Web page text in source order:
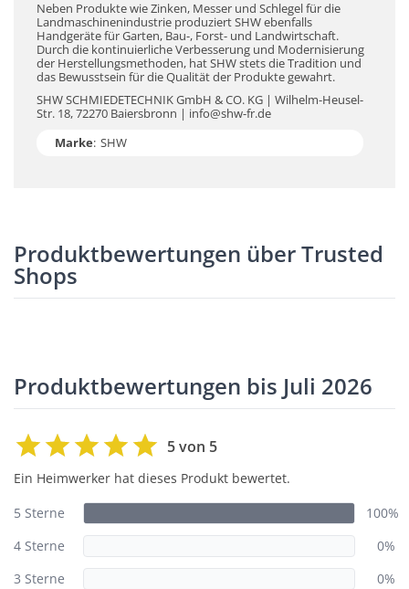
Neben Produkte wie Zinken, Messer und Schlegel für die
Landmaschinenindustrie produziert SHW ebenfalls
Handgeräte für Garten, Bau-, Forst- und Landwirtschaft.
Durch die kontinuierliche Verbesserung und Modernisierung
der Herstellungsmethoden, hat SHW stets die Tradition und
das Bewusstsein für die Qualität der Produkte gewahrt.
SHW SCHMIEDETECHNIK GmbH & CO. KG | Wilhelm-Heusel-
Str. 18, 72270 Baiersbronn | info@shw-fr.de
Marke: SHW
Produktbewertungen über Trusted
Shops
Produktbewertungen bis Juli 2026
5 von 5
Ein Heimwerker hat dieses Produkt bewertet.
5 Sterne
100%
4 Sterne
0%
3 Sterne
0%